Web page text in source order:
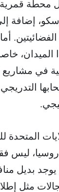
محطة قمرية
إضافة
في
روسيا، ليس
لا يوجد بديل
مثل